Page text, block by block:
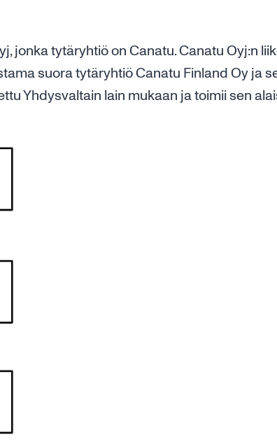
jonka tytäryhtiö on Canatu. Canatu Oyj:n
suora tytäryhtiö Canatu Finland Oy ja
Yhdysvaltain lain mukaan ja toimii sen